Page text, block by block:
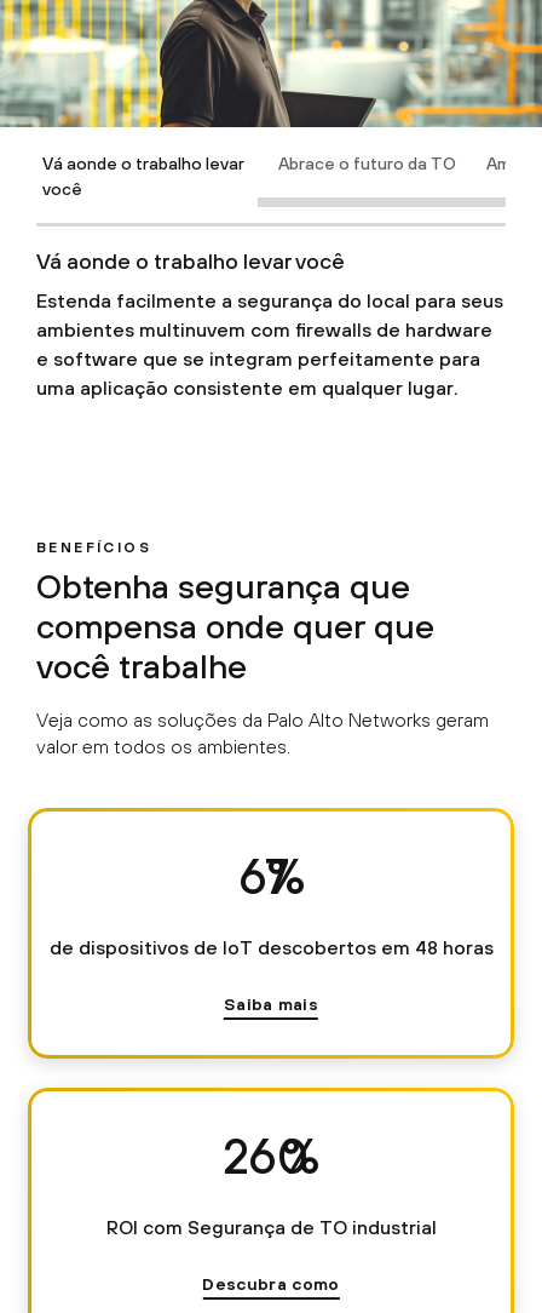
Vá aonde o trabalho levar
você
Abrace o futuro da TO
Vá aonde o trabalho levar você
Estenda facilmente a segurança do local para seus
ambientes multinuvem com firewalls de hardware
e software que se integram perfeitamente para
uma aplicação consistente em qualquer lugar.
BENEFÍCIOS
Obtenha segurança que
compensa onde quer que
você trabalhe
Veja como as soluções da Palo Alto Networks geram
valor em todos os ambientes.
89
%
de dispositivos de IoT descobertos em 48 horas
Saiba mais
344
%
ROI com Segurança de TO industrial
Descubra como